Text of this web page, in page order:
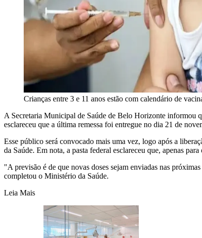
Crianças entre 3 e 11 anos estão com calendário de
A Secretaria Municipal de Saúde de Belo Horizonte informou
esclareceu que a última remessa foi entregue no dia 21 de
Esse público será convocado mais uma vez, logo após a
da Saúde. Em nota, a pasta federal esclareceu que, apenas
"A previsão é de que novas doses sejam enviadas nas
completou o Ministério da Saúde.
Leia Mais